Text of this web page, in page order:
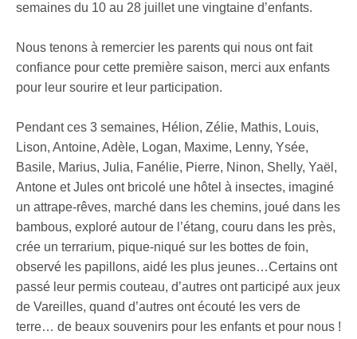
semaines du 10 au 28 juillet une vingtaine d’enfants.
Nous tenons à remercier les parents qui nous ont fait
confiance pour cette première saison, merci aux enfants
pour leur sourire et leur participation.
Pendant ces 3 semaines, Hélion, Zélie, Mathis, Louis,
Lison, Antoine, Adèle, Logan, Maxime, Lenny, Ysée,
Basile, Marius, Julia, Fanélie, Pierre, Ninon, Shelly, Yaël,
Antone et Jules ont bricolé une hôtel à insectes, imaginé
un attrape-rêves, marché dans les chemins, joué dans les
bambous, exploré autour de l’étang, couru dans les près,
crée un terrarium, pique-niqué sur les bottes de foin,
observé les papillons, aidé les plus jeunes…Certains ont
passé leur permis couteau, d’autres ont participé aux jeux
de Vareilles, quand d’autres ont écouté les vers de
terre… de beaux souvenirs pour les enfants et pour nous !